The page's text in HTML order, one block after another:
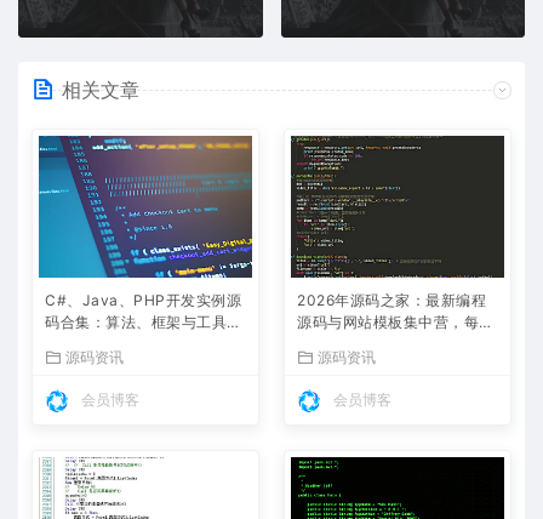
相关文章
C#、Java、PHP开发实例源
码合集：算法、框架与工具类
源码资讯
会员博客
2026年源码之家：最新编程
源码与网站模板集中营，每日
源码资讯
会员博客